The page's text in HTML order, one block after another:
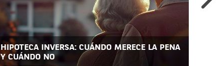
HIPOTECA INVERSA: CUÁNDO MERECE LA PENA
Y CUÁNDO NO